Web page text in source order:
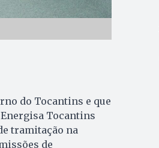
do Tocantins e que
Tocantins
tramitação na
de